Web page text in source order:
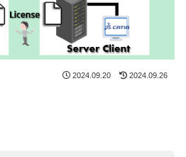
2024.09.20 2024.09.26